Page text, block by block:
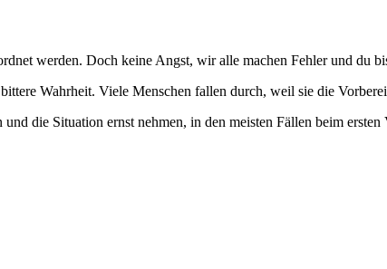
werden. Doch keine Angst, wir alle machen Fehler und du
Wahrheit. Viele Menschen fallen durch, weil sie die
die Situation ernst nehmen, in den meisten Fällen beim